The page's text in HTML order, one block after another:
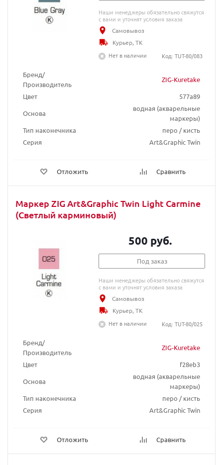
Бренд/
Производитель
ZIG-Kuretake
Цвет
577a89
Основа
водная (акварельные
маркеры)
Тип наконечника
перо / кисть
Серия
Art&Graphic Twin
Отложить Сравнить
Наши менеджеры обязательно свяжутся
с вами и уточнят условия заказа
Самовывоз
Курьер, ТК
Нет в наличии
Код: TUT-80/083
Маркер ZIG Art&Graphic Twin Light Carmine
(Светлый карминовый)
Бренд/
Производитель
ZIG-Kuretake
Цвет
f28eb3
Основа
водная (акварельные
маркеры)
Тип наконечника
перо / кисть
Серия
Art&Graphic Twin
Отложить Сравнить
500 руб.
Под заказ
Наши менеджеры обязательно свяжутся
с вами и уточнят условия заказа
Самовывоз
Курьер, ТК
Нет в наличии
Код: TUT-80/025